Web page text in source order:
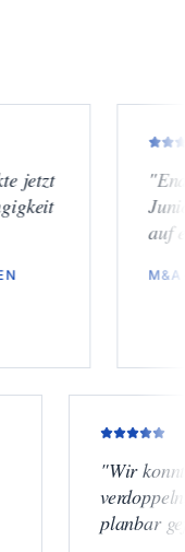
Endlich
Junior-
auf einem
M&A-
"